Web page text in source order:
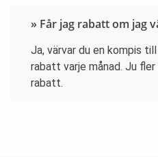
» Får jag rabatt om jag
Ja, värvar du en kompis
rabatt varje månad. Ju
rabatt.